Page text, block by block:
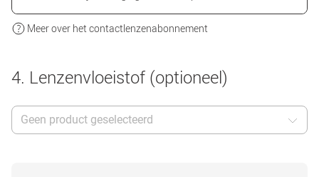
Meer over het contactlenzenabonnement
4. Lenzenvloeistof (optioneel)
Geen product geselecteerd